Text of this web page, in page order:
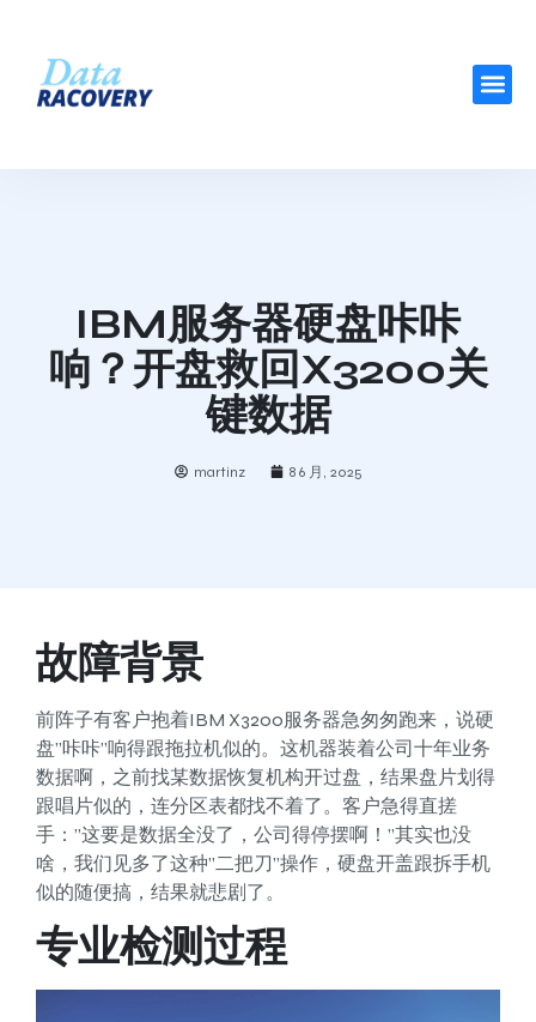
IBM服务器硬盘咔咔
响？开盘救回X3200关
键数据
martinz 8 6 月, 2025
故障背景
前阵子有客户抱着IBM X3200服务器急匆匆跑来，说硬
盘”咔咔”响得跟拖拉机似的。这机器装着公司十年业务
数据啊，之前找某数据恢复机构开过盘，结果盘片划得
跟唱片似的，连分区表都找不着了。客户急得直搓
手：”这要是数据全没了，公司得停摆啊！”其实也没
啥，我们见多了这种”二把刀”操作，硬盘开盖跟拆手机
似的随便搞，结果就悲剧了。
专业检测过程